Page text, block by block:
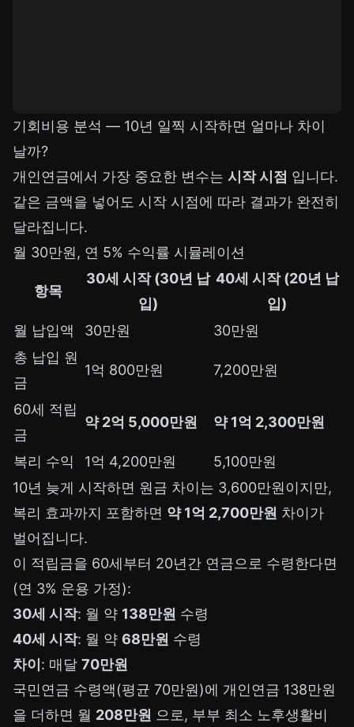
기회비용 분석 — 10년 일찍 시작하면 얼마나 차이
날까?
개인연금에서 가장 중요한 변수는 시작 시점 입니다.
같은 금액을 넣어도 시작 시점에 따라 결과가 완전히
달라집니다.
월 30만원, 연 5% 수익률 시뮬레이션
항목
30세 시작 (30년 납
입)
40세 시작 (20년 납
입)
월 납입액
30만원
30만원
총 납입 원
금
1억 800만원 7,200만원
60세 적립
금
약 2억 5,000만원 약 1억 2,300만원
복리 수익 1억 4,200만원
5,100만원
10년 늦게 시작하면 원금 차이는 3,600만원이지만,
복리 효과까지 포함하면 약 1억 2,700만원 차이가
벌어집니다.
이 적립금을 60세부터 20년간 연금으로 수령한다면
(연 3% 운용 가정):
30세 시작: 월 약 138만원 수령
40세 시작: 월 약 68만원 수령
차이 : 매달 70만원
국민연금 수령액(평균 70만원)에 개인연금 138만원
을 더하면 월 208만원 으로, 부부 최소 노후생활비